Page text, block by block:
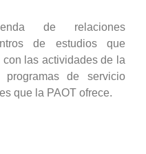
de relaciones
de estudios que
las actividades de la
programas de servicio
que la PAOT ofrece.